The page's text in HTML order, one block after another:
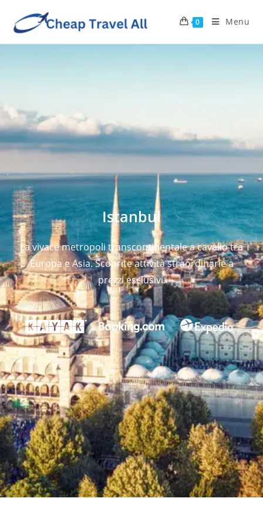
0 Menu
Istanbul
La vivace metropoli transcontinentale a cavallo tra
Europa e Asia. Scoprite attività straordinarie a
prezzi esclusivi.